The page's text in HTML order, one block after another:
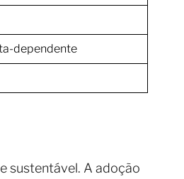
dependente
sustentável. A adoção